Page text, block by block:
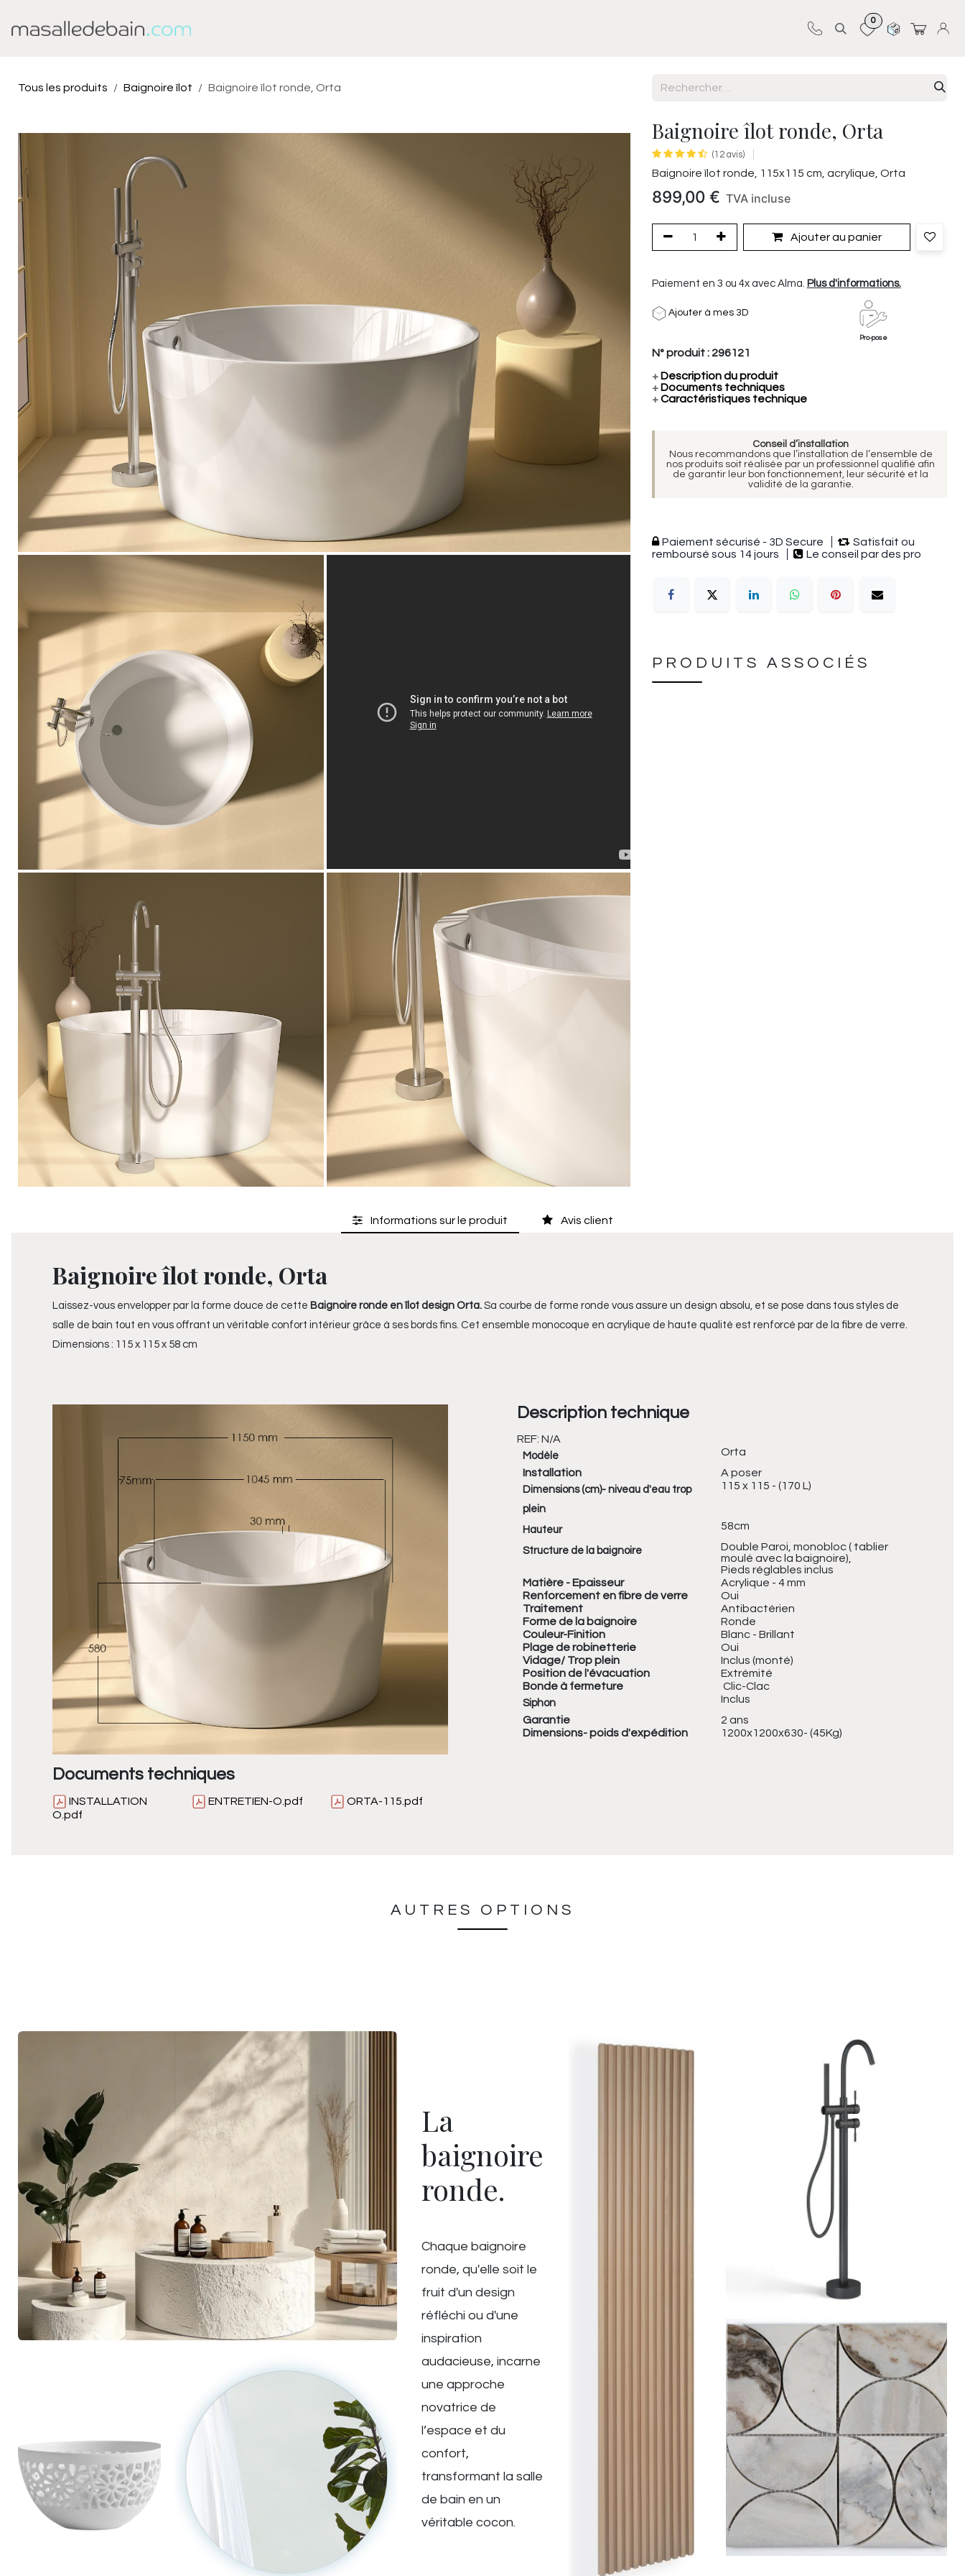
0
Tous les produits Baignoire îlot Baignoire îlot ronde, Orta
Baignoire îlot ronde, Orta
(12 avis)
Baignoire îlot ronde, 115x115 cm, acrylique, Orta
899,00€ TVA incluse
Ajouter au panier
Paiement en 3 ou 4x avec Alma. Plus d'informations.
Ajouter à mes 3D
Pro-pose
N° produit : 296121
+Description du produit
+Documents techniques
+Caractéristiques technique
Conseil d’installation
Nous recommandons que l’installation de l’ensemble de
nos produits soit réalisée par un professionnel qualifié afin
de garantir leur bon fonctionnement, leur sécurité et la
validité de la garantie.
Paiement sécurisé - 3D Secure
Satisfait ou
remboursé sous 14 jours
Le conseil par des pro
PRODUITS ASSOCIÉS
Informations sur le produit Avis client
Baignoire îlot ronde, Orta
Laissez-vous envelopper par la forme douce de cette Baignoire ronde en îlot design Orta. Sa courbe de forme ronde vous assure un design absolu, et se pose dans tous styles de
salle de bain tout en vous offrant un véritable confort intérieur grâce à ses bords fins. Cet ensemble monocoque en acrylique de haute qualité est renforcé par de la fibre de verre.
Dimensions : 115 x 115 x 58 cm
Documents techniques
INSTALLATION
O.pdf
ENTRETIEN-O.pdf ORTA-115.pdf
Description technique
REF: N/A
Modèle
Orta
Installation
A poser
Dimensions (cm)- niveau d'eau trop
plein
115 x 115 - (170 L)
Hauteur 58cm
Structure de la baignoire
Double Paroi, monobloc ( tablier
moulé avec la baignoire),
Pieds réglables inclus
Matière - Epaisseur
Acrylique - 4 mm
Renforcement en fibre de verre
Oui
Traitement
Antibactérien
Forme de la baignoire
Ronde
Couleur-Finition
Blanc - Brillant
Plage de robinetterie
Oui
Vidage/ Trop plein
Inclus (monté)
Position de l'évacuation
Extrémité
Bonde à fermeture
Clic-Clac
Siphon
Inclus
Garantie
2 ans
Dimensions- poids d'expédition
1200x1200x630- (45Kg)
AUTRES OPTIONS
La
baignoire
ronde.
Chaque baignoire
ronde, qu'elle soit le
fruit d'un design
réfléchi ou d'une
inspiration
audacieuse, incarne
une approche
novatrice de
l’espace et du
confort,
transformant la salle
de bain en un
véritable cocon.